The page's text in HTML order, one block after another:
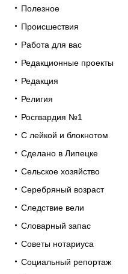
Полезное
Происшествия
Работа для вас
Редакционные проекты
Редакция
Религия
Росгвардия №1
С лейкой и блокнотом
Сделано в Липецке
Сельское хозяйство
Серебряный возраст
Следствие вели
Словарный запас
Советы нотариуса
Социальный репортаж